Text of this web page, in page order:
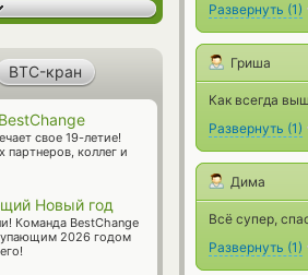
Развернуть (1)
Гриша
Как всегда
Развернуть (1)
Дима
Всё супер,
Развернуть (1)
BTC-кран
свое 19-летие!
партнеров, коллег и
Новый год
Команда BestChange
2026 годом